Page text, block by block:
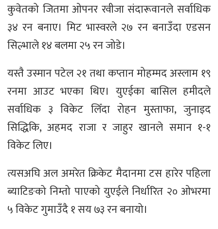
कुवेतको जितमा ओपनर रवीजा संदारूवानले सर्वाधिक
३४ रन बनाए। मिट भास्वरले २७ रन बनाउँदा एडसन
सिल्भाले १४ बलमा २५ रन जोडे।
यस्तै उस्मान पटेल २१ तथा कप्तान मोहम्मद अस्लाम १९
रनमा आउट भएका थिए। युएईका बासिल हमीदले
सर्वाधिक ३ विकेट लिँदा रोहन मुस्ताफा, जुनाइद
सिद्धिकि, अहमद राजा र जाहुर खानले समान १-१
विकेट लिए।
त्यसअघि अल अमरेत क्रिकेट मैदानमा टस हारेर पहिला
ब्याटिङको निम्तो पाएको युएईले निर्धारित २० ओभरमा
५ विकेट गुमाउँदै १ सय ७३ रन बनायो।